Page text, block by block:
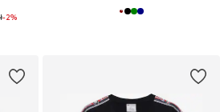
-2%